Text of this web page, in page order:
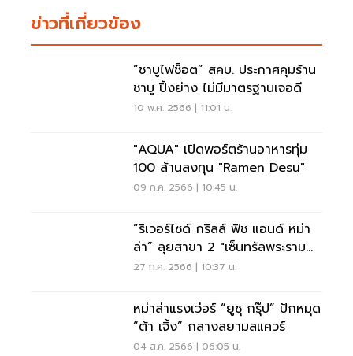
ข่าวที่เกี่ยวข้อง
“ชาบูไฟช็อต” สคบ. ประกาศคุมร้าน
ชาบู ปิ้งย่าง ไม่มีมาตรฐานเจอดี
10 พ.ค. 2566 | 11:01 น.
"AQUA" เปิดพอร์ตร้านอาหารทุ่ม
100 ล้านลงทุน "Ramen Desu"
09 ก.ค. 2566 | 10:45 น.
“ริเวอร์ไซด์ กริลล์ ฟิช แอนด์ หม่า
ล่า” ลุยสาขา 2 "เซ็นทรัลพระราม
9" เจาะคนจีน
27 ก.ค. 2566 | 10:37 น.
หม่าล่าแรงเว่อร์ “ยูซุ กรุ๊ป” ปักหมุด
“ต้า เจิ้ง” กลางสยามสแควร์
04 ส.ค. 2566 | 06:05 น.